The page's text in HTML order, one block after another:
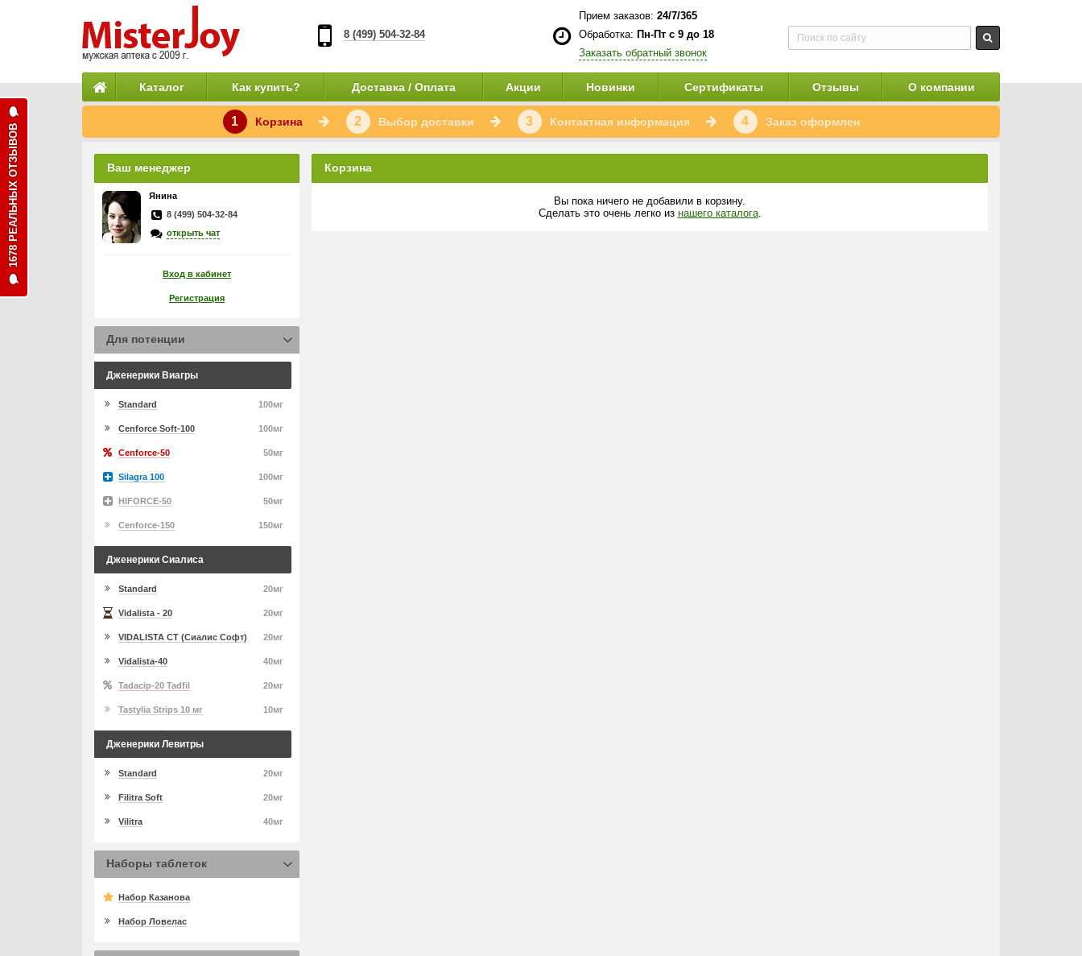
8 (499) 504-32-84
Прием заказов: 24/7/365
Обработка: Пн-Пт с 9 до 18
Заказать обратный звонок
Каталог Как купить? Доставка / Оплата Акции Новинки Сертификаты Отзывы О компании
1 Корзина 2 Выбор доставки 3 Контактная информация 4 Заказ оформлен
Корзина
Вы пока ничего не добавили в корзину.
Сделать это очень легко из нашего каталога.
Ваш менеджер
Янина
8 (499) 504-32-84
открыть чат
Вход в кабинет
Регистрация
Для потенции
Дженерики Виагры
100мг
Standard
100мг
Cenforce Soft-100
50мг
Cenforce-50
100мг
Silagra 100
50мг
HIFORCE-50
150мг
Cenforce-150
Дженерики Сиалиса
20мг
Standard
20мг
Vidalista - 20
20мг
VIDALISTA CT (Сиалис Софт)
40мг
Vidalista-40
20мг
Tadacip-20 Tadfil
10мг
Tastylia Strips 10 мг
Дженерики Левитры
20мг
Standard
20мг
Filitra Soft
40мг
Vilitra
Наборы таблеток
Набор Казанова
Набор Ловелас
1678 РЕАЛЬНЫХ ОТЗЫВОВ